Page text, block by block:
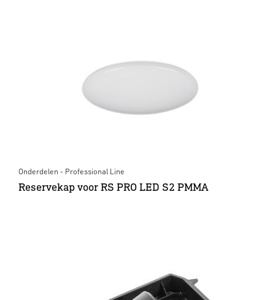
Onderdelen - Professional Line
Reservekap voor RS PRO LED S2 PMMA